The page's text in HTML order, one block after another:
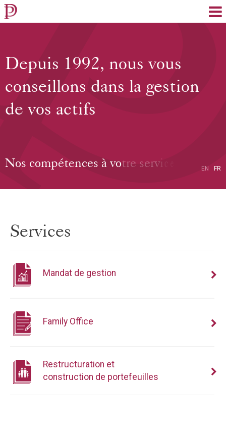
FR
EN
Services
Mandat de gestion
Family Office
Restructuration et
construction de portefeuilles